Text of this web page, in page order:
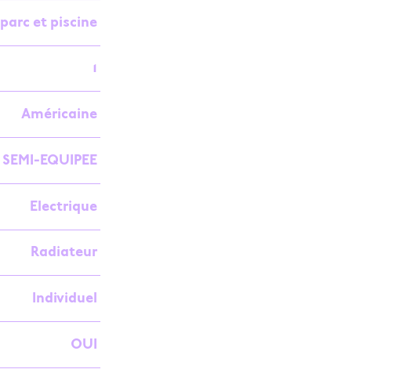
parc et piscine
1
Américaine
SEMI-EQUIPEE
Electrique
Radiateur
Individuel
OUI